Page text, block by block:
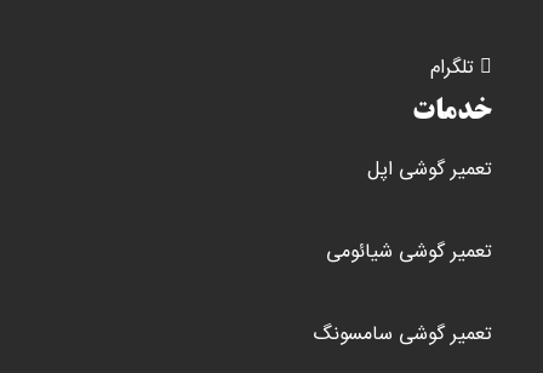
تلگرام
خدمات
تعمیر گوشی اپل
تعمیر گوشی شیائومی
تعمیر گوشی سامسونگ